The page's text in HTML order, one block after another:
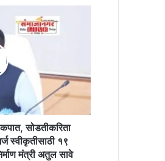
कपात, सोडतीकरिता
स्वीकृतीसाठी १९
मंत्री अतुल सावे